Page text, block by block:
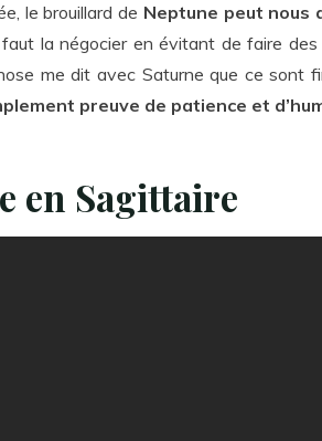
le brouillard de Neptune peut nous
la négocier en évitant de faire des
me dit avec Saturne que ce sont
preuve de patience et
en Sagittaire